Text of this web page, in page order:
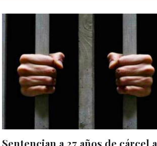
Sentencian a 27 años de cárcel a